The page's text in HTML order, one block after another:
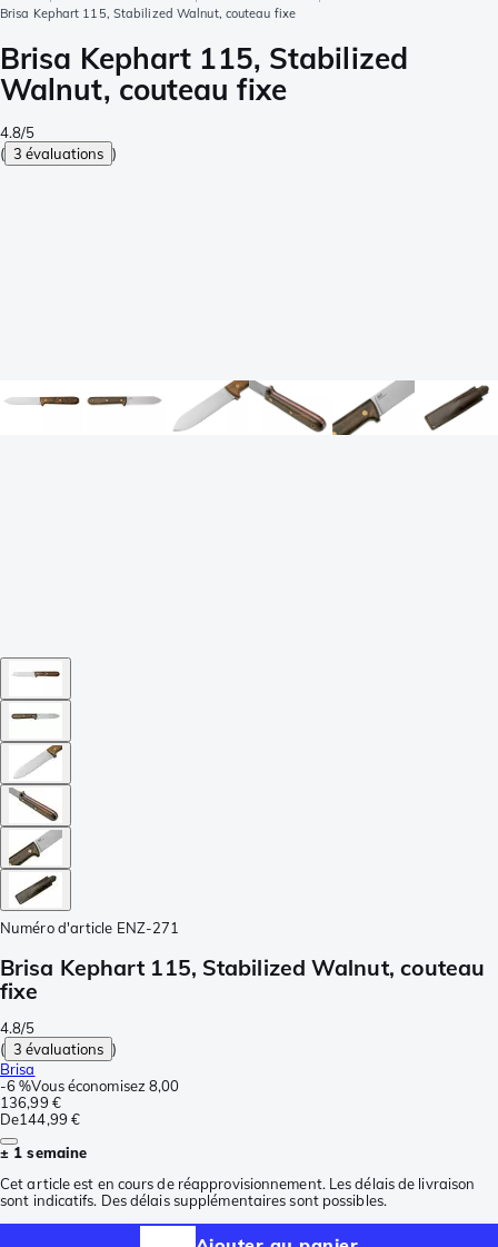
Brisa Kephart 115, Stabilized Walnut, couteau fixe
Brisa Kephart 115, Stabilized
Walnut, couteau fixe
4.8/5
( 3 évaluations )
Numéro d'article ENZ-271
Brisa Kephart 115, Stabilized Walnut, couteau
fixe
4.8/5
( 3 évaluations )
Brisa
-6 %Vous économisez 8,00
136,99 €
De144,99 €
± 1 semaine
Cet article est en cours de réapprovisionnement. Les délais de livraison
sont indicatifs. Des délais supplémentaires sont possibles.